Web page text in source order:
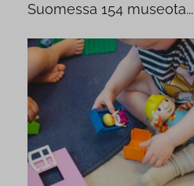
Suomessa 154 museota...